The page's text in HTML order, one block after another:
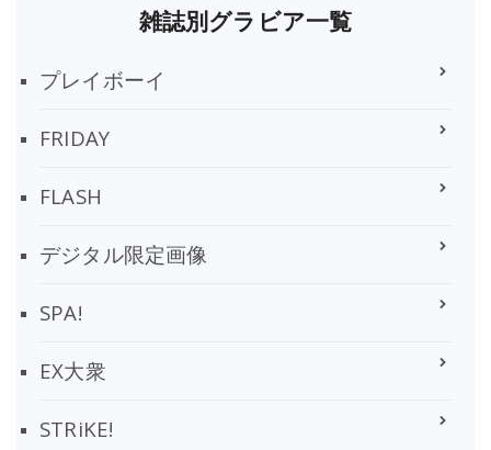
雑誌別グラビア一覧
プレイボーイ
FRIDAY
FLASH
デジタル限定画像
SPA!
EX大衆
STRiKE!